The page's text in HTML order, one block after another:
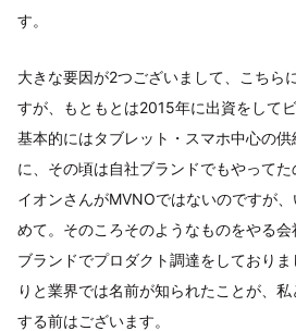
す。
大きな要因が2つございまして、こちら
すが、もともとは2015年に出資をして
基本的にはタブレット・スマホ中心の
に、その頃は自社ブランドでもやってた
イオンさんがMVNOではないのですが
めて。そのころそのようなものをやる
ブランドでプロダクト調達をしており
りと業界では名前が知られたことが、
する前はございます。